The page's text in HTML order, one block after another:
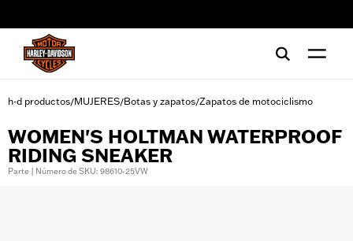
h-d productos/MUJERES/Botas y zapatos/Zapatos de motociclismo
WOMEN'S HOLTMAN WATERPROOF
RIDING SNEAKER
Parte | Número de SKU: 98610-25VW